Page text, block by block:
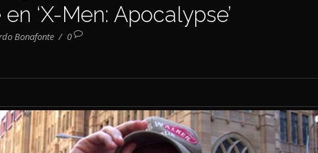
‘X-Men: Apocalypse’
Bonafonte / 0